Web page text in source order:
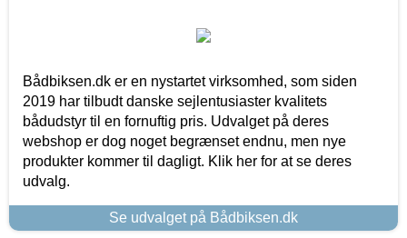
Bådbiksen.dk er en nystartet virksomhed, som siden
2019 har tilbudt danske sejlentusiaster kvalitets
bådudstyr til en fornuftig pris. Udvalget på deres
webshop er dog noget begrænset endnu, men nye
produkter kommer til dagligt. Klik her for at se deres
udvalg.
Se udvalget på Bådbiksen.dk